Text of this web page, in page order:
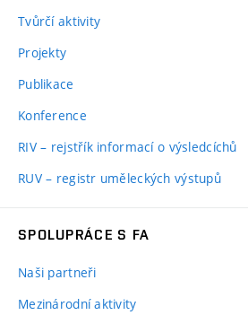
Tvůrčí aktivity
Projekty
Publikace
Konference
RIV – rejstřík informací o výsledcíchů
RUV – registr uměleckých výstupů
SPOLUPRÁCE S FA
Naši partneři
Mezinárodní aktivity